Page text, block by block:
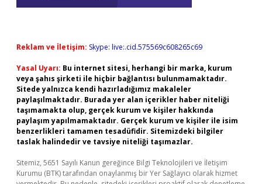
Reklam ve İletişim: Skype: live:.cid.575569c608265c69
Yasal Uyarı: Bu internet sitesi, herhangi bir marka, kurum
veya şahıs şirketi ile hiçbir bağlantısı bulunmamaktadır.
Sitede yalnızca kendi hazırladığımız makaleler
paylaşılmaktadır. Burada yer alan içerikler haber niteliği
taşımamakta olup, gerçek kurum ve kişiler hakkında
paylaşım yapılmamaktadır. Gerçek kurum ve kişiler ile isim
benzerlikleri tamamen tesadüfidir. Sitemizdeki bilgiler
taslak halindedir ve tavsiye niteliği taşımazlar.
Sitemiz, 5651 Sayılı Kanun gereğince Bilgi Teknolojileri ve İletişim
Kurumu (BTK) tarafından onaylanmış bir Yer Sağlayıcı olarak hizmet